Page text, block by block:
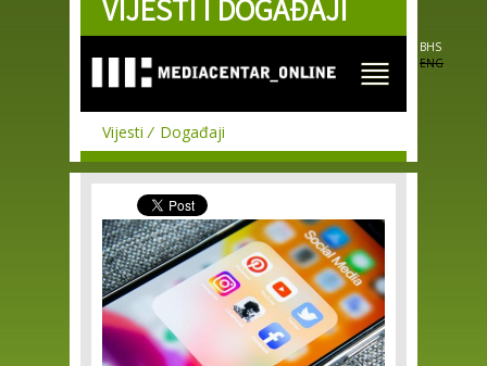
Skip to
main
VIJESTI I DOGAĐAJI
BHS
ENG
Vijesti Događaji